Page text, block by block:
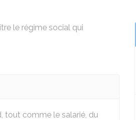
le régime social qui
tout comme le salarié, du